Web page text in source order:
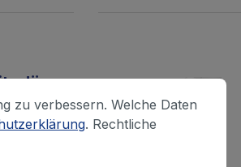
aus
zu verbessern. Welche Daten
. Rechtliche